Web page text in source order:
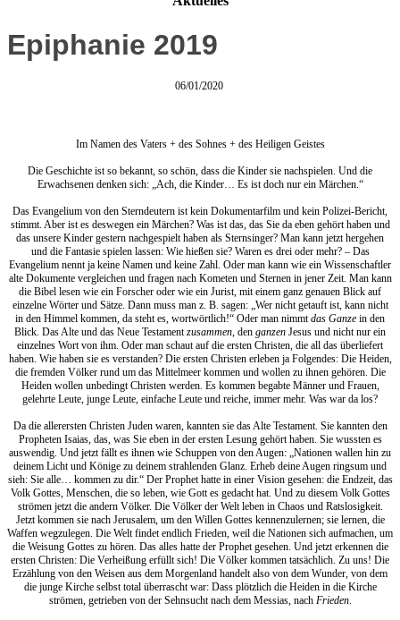
Epiphanie 2019
06/01/2020
Im Namen des Vaters + des Sohnes + des Heiligen Geistes
Die Geschichte ist so bekannt, so schön, dass die Kinder sie nachspielen. Und die
Erwachsenen denken sich: „Ach, die Kinder… Es ist doch nur ein Märchen.“
Das Evangelium von den Sterndeutern ist kein Dokumentarfilm und kein Polizei-Bericht,
stimmt. Aber ist es deswegen ein Märchen? Was ist das, das Sie da eben gehört haben und
das unsere Kinder gestern nachgespielt haben als Sternsinger? Man kann jetzt hergehen
und die Fantasie spielen lassen: Wie hießen sie? Waren es drei oder mehr? – Das
Evangelium nennt ja keine Namen und keine Zahl. Oder man kann wie ein Wissenschaftler
alte Dokumente vergleichen und fragen nach Kometen und Sternen in jener Zeit. Man kann
die Bibel lesen wie ein Forscher oder wie ein Jurist, mit einem ganz genauen Blick auf
einzelne Wörter und Sätze. Dann muss man z. B. sagen: „Wer nicht getauft ist, kann nicht
in den Himmel kommen, da steht es, wortwörtlich!“ Oder man nimmtdas Ganze in den
Blick. Das Alte und das Neue Testamentzusammen, den ganzen Jesus und nicht nur ein
einzelnes Wort von ihm. Oder man schaut auf die ersten Christen, die all das überliefert
haben. Wie haben sie es verstanden? Die ersten Christen erleben ja Folgendes: Die Heiden,
die fremden Völker rund um das Mittelmeer kommen und wollen zu ihnen gehören. Die
Heiden wollen unbedingt Christen werden. Es kommen begabte Männer und Frauen,
gelehrte Leute, junge Leute, einfache Leute und reiche, immer mehr. Was war da los?
Da die allerersten Christen Juden waren, kannten sie das Alte Testament. Sie kannten den
Propheten Isaias, das, was Sie eben in der ersten Lesung gehört haben. Sie wussten es
auswendig. Und jetzt fällt es ihnen wie Schuppen von den Augen: „Nationen wallen hin zu
deinem Licht und Könige zu deinem strahlenden Glanz. Erheb deine Augen ringsum und
sieh: Sie alle… kommen zu dir.“ Der Prophet hatte in einer Vision gesehen: die Endzeit, das
Volk Gottes, Menschen, die so leben, wie Gott es gedacht hat. Und zu diesem Volk Gottes
strömen jetzt die andern Völker. Die Völker der Welt leben in Chaos und Ratslosigkeit.
Jetzt kommen sie nach Jerusalem, um den Willen Gottes kennenzulernen; sie lernen, die
Waffen wegzulegen. Die Welt findet endlich Frieden, weil die Nationen sich aufmachen, um
die Weisung Gottes zu hören. Das alles hatte der Prophet gesehen. Und jetzt erkennen die
ersten Christen: Die Verheißung erfüllt sich! Die Völker kommen tatsächlich. Zu uns! Die
Erzählung von den Weisen aus dem Morgenland handelt also von dem Wunder, von dem
die junge Kirche selbst total überrascht war: Dass plötzlich die Heiden in die Kirche
strömen, getrieben von der Sehnsucht nach dem Messias, nach Frieden.